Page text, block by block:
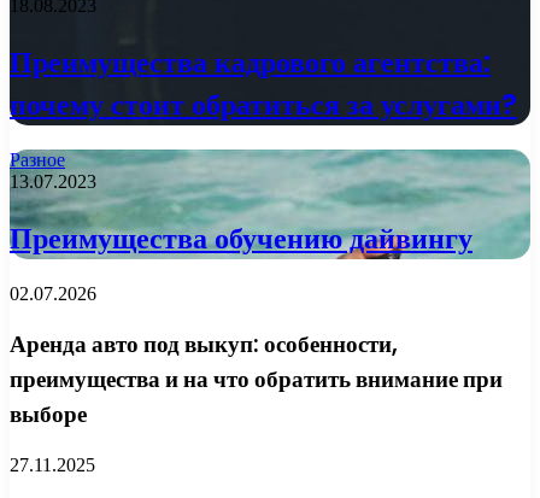
18.08.2023
Преимущества кадрового агентства:
почему стоит обратиться за услугами?
Разное
13.07.2023
Преимущества обучению дайвингу
02.07.2026
Аренда авто под выкуп: особенности,
преимущества и на что обратить внимание при
выборе
27.11.2025